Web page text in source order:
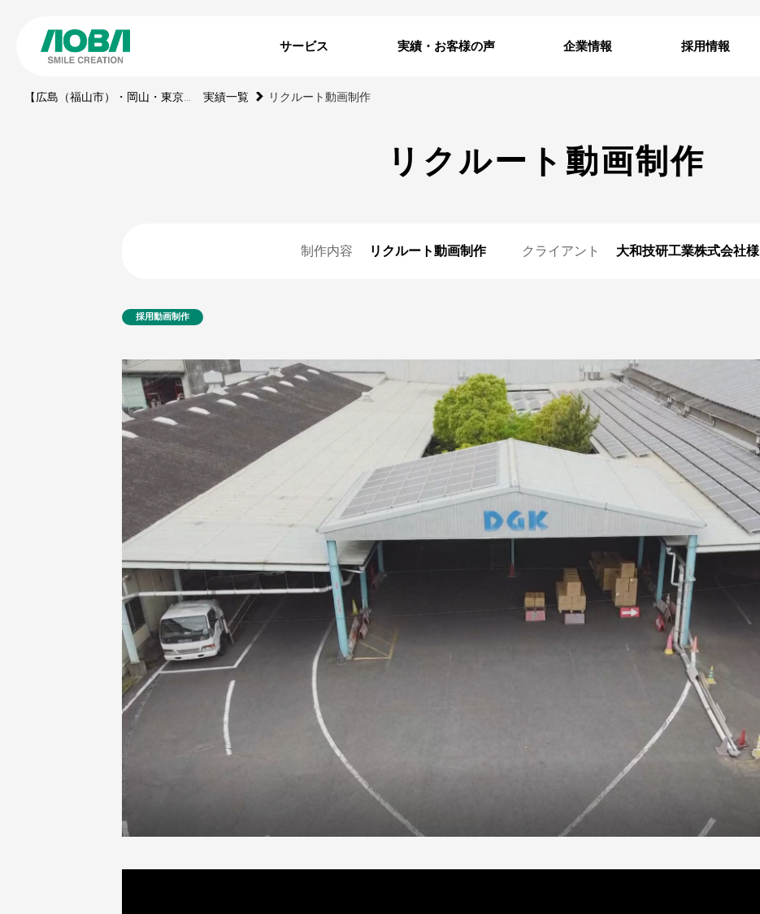
サービス 実績・お客様の声 企業情報 採用情報
【広島（福山市）・岡山・東京】印刷・WEBサイト・動画・展示ブース・ノベルティの制作会社 実績一覧 リクルート動画制作
リクルート動画制作
制作内容 リクルート動画制作 クライアント 大和技研工業株式会社様
採用動画制作